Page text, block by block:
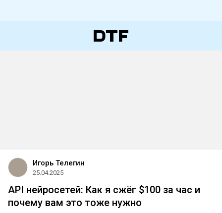
Игорь Телегин
25.04.2025
API нейросетей: Как я сжёг $100 за час и
почему вам это тоже нужно